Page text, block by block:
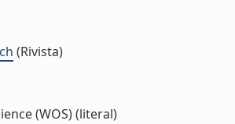
(Rivista)
(WOS) (literal)